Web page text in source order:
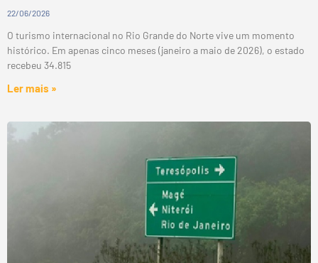
22/06/2026
O turismo internacional no Rio Grande do Norte vive um momento
histórico. Em apenas cinco meses (janeiro a maio de 2026), o estado
recebeu 34.815
Ler mais »